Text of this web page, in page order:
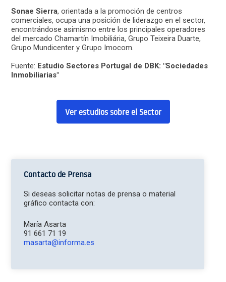
Sonae Sierra, orientada a la promoción de centros
comerciales, ocupa una posición de liderazgo en el sector,
encontrándose asimismo entre los principales operadores
del mercado Chamartín Imobiliária, Grupo Teixeira Duarte,
Grupo Mundicenter y Grupo Imocom.
Fuente: Estudio Sectores Portugal de DBK: "Sociedades
Inmobiliarias"
Ver estudios sobre el Sector
Contacto de Prensa
Si deseas solicitar notas de prensa o material
gráfico contacta con:
María Asarta
91 661 71 19
masarta@informa.es